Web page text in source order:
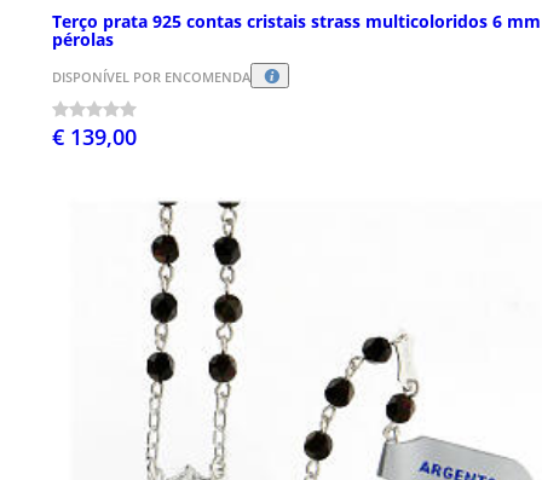
Terço prata 925 contas cristais strass multicoloridos 6
pérolas
DISPONÍVEL POR ENCOMENDA
€ 139,00